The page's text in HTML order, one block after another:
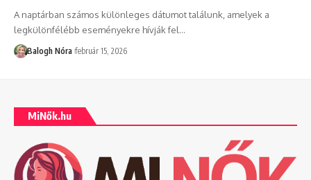
A naptárban számos különleges dátumot találunk, amelyek a
legkülönfélébb eseményekre hívják fel…
Balogh Nóra február 15, 2026
MiNők.hu